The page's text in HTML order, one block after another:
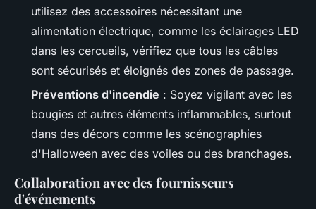
utilisez des accessoires nécessitant une
alimentation électrique, comme les éclairages LED
dans les cercueils, vérifiez que tous les câbles
sont sécurisés et éloignés des zones de passage.
Préventions d'incendie : Soyez vigilant avec les
bougies et autres éléments inflammables, surtout
dans des décors comme les scénographies
d'Halloween avec des voiles ou des branchages.
Collaboration avec des fournisseurs
d'événements